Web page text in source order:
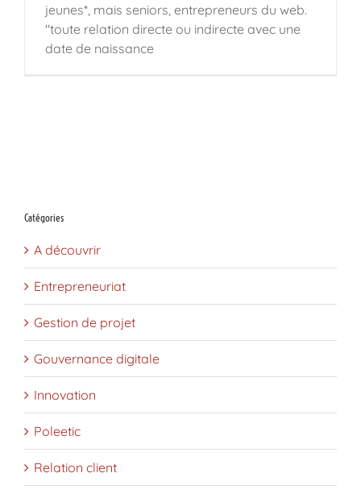
jeunes*, mais seniors, entrepreneurs du web.
"toute relation directe ou indirecte avec une
date de naissance
Catégories
A découvrir
Entrepreneuriat
Gestion de projet
Gouvernance digitale
Innovation
Poleetic
Relation client